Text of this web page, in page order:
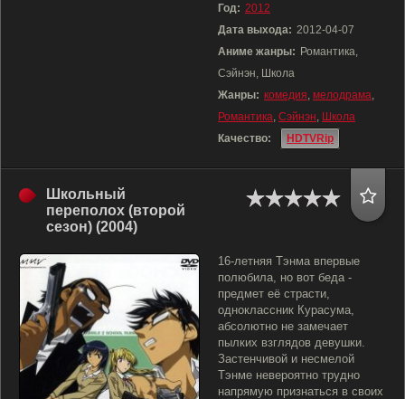
Год: 2012
Дата выхода: 2012-04-07
Аниме жанры: Романтика,
Сэйнэн, Школа
Жанры: комедия, мелодрама,
Романтика, Сэйнэн, Школа
Качество:
HDTVRip
Школьный
переполох (второй
сезон) (2004)
16-летняя Тэнма впервые
полюбила, но вот беда -
предмет её страсти,
одноклассник Курасума,
абсолютно не замечает
пылких взглядов девушки.
Застенчивой и несмелой
Тэнме невероятно трудно
напрямую признаться в своих